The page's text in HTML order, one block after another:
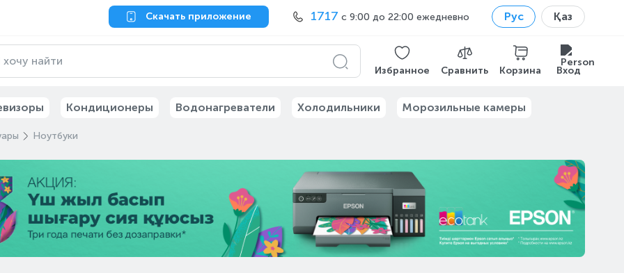
Скачать приложение 1717 с 9:00 до 22:00 ежедневно Рус Қаз
Избранное Сравнить Корзина Вход
Кондиционеры Водонагреватели Холодильники Морозильные камеры
Ноутбуки